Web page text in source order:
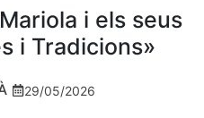
i els seus
i Tradicions»
29/05/2026